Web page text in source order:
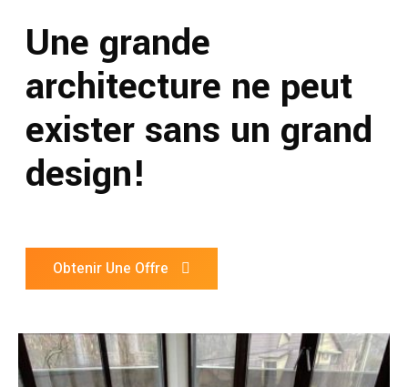
Une grande
architecture ne peut
exister sans un grand
design!
Obtenir Une Offre